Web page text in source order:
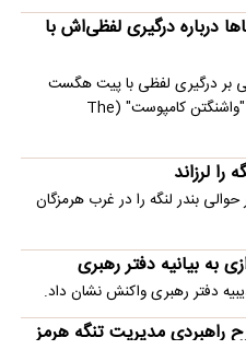
درباره درگیری لفظی‌اش با
بر درگیری لفظی با پیت هگست
مدعی شد: این شایعه توسط "واشنگتن کامپوست" (The
به بزرگی ۴ ریشتر حوالی بندر لنگه را در غرب هرمزگان
به بیانیه دفتر رهبری
دفتر رهبری واکنش نشان داد.
راهبردی مدیریت تنگه هرمز